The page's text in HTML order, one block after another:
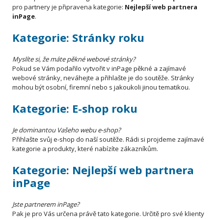
pro partnery je připravena kategorie: Nejlepší web partnera
inPage.
Kategorie: Stránky roku
Myslíte si, že máte pěkné webové stránky?
Pokud se Vám podařilo vytvořit v inPage pěkné a zajímavé
webové stránky, neváhejte a přihlašte je do soutěže. Stránky
mohou být osobní, firemní nebo s jakoukoli jinou tematikou.
Kategorie: E-shop roku
Je dominantou Vašeho webu e-shop?
Přihlašte svůj e-shop do naší soutěže. Rádi si projdeme zajímavé
kategorie a produkty, které nabízíte zákazníkům.
Kategorie: Nejlepší web partnera
inPage
Jste partnerem inPage?
Pak je pro Vás určena právě tato kategorie. Určitě pro své klienty